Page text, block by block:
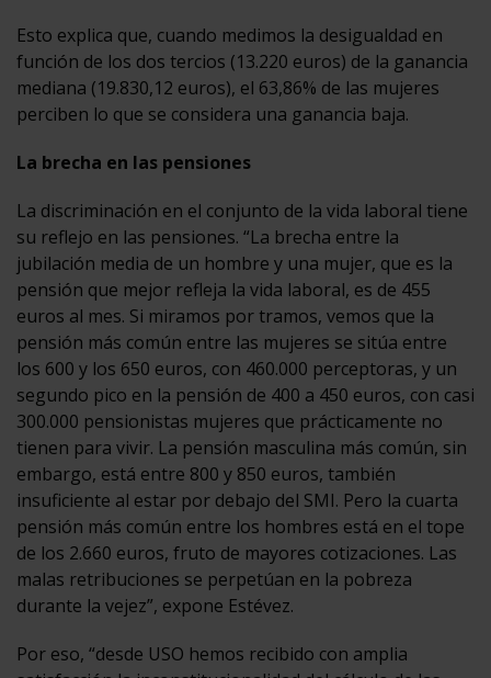
Esto explica que, cuando medimos la desigualdad en
función de los dos tercios (13.220 euros) de la ganancia
mediana (19.830,12 euros), el 63,86% de las mujeres
perciben lo que se considera una ganancia baja.
La brecha en las pensiones
La discriminación en el conjunto de la vida laboral tiene
su reflejo en las pensiones. “La brecha entre la
jubilación media de un hombre y una mujer, que es la
pensión que mejor refleja la vida laboral, es de 455
euros al mes. Si miramos por tramos, vemos que la
pensión más común entre las mujeres se sitúa entre
los 600 y los 650 euros, con 460.000 perceptoras, y un
segundo pico en la pensión de 400 a 450 euros, con casi
300.000 pensionistas mujeres que prácticamente no
tienen para vivir. La pensión masculina más común, sin
embargo, está entre 800 y 850 euros, también
insuficiente al estar por debajo del SMI. Pero la cuarta
pensión más común entre los hombres está en el tope
de los 2.660 euros, fruto de mayores cotizaciones. Las
malas retribuciones se perpetúan en la pobreza
durante la vejez”, expone Estévez.
Por eso, “desde USO hemos recibido con amplia